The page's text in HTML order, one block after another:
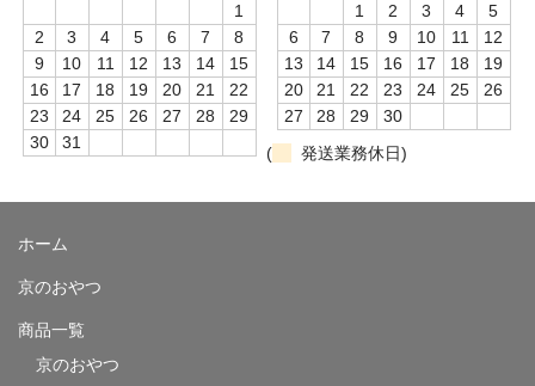
1
2
3 4 5 6 7
8
9
10 11 12 13 14
15
16
17 18 19 20 21
22
23
24 25 26 27 28
29
30
31
1
2 3 4
5
6
7 8 9 10 11
12
13
14 15 16 17 18
19
20
21 22 23 24 25
26
27
28 29
30
(
発送業務休日)
ホーム
京のおやつ
商品一覧
京のおやつ